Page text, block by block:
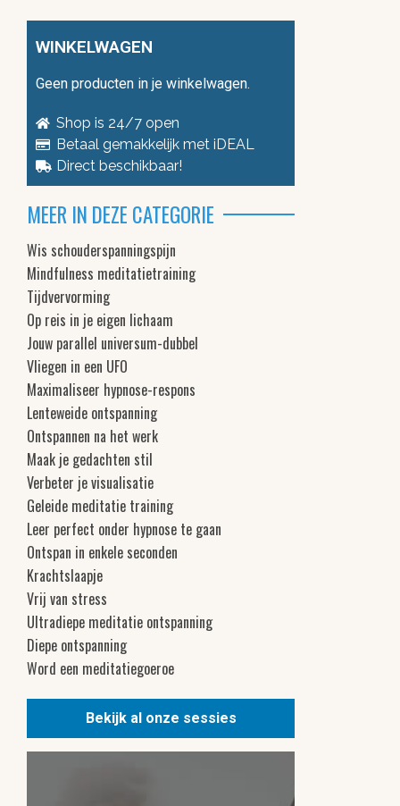
WINKELWAGEN
Geen producten in je winkelwagen.
Shop is 24/7 open
Betaal gemakkelijk met iDEAL
Direct beschikbaar!
MEER IN DEZE CATEGORIE
Wis schouderspanningspijn
Mindfulness meditatietraining
Tijdvervorming
Op reis in je eigen lichaam
Jouw parallel universum-dubbel
Vliegen in een UFO
Maximaliseer hypnose-respons
Lenteweide ontspanning
Ontspannen na het werk
Maak je gedachten stil
Verbeter je visualisatie
Geleide meditatie training
Leer perfect onder hypnose te gaan
Ontspan in enkele seconden
Krachtslaapje
Vrij van stress
Ultradiepe meditatie ontspanning
Diepe ontspanning
Word een meditatiegoeroe
Bekijk al onze sessies